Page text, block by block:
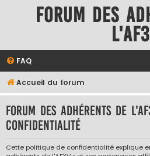
Forum des
FAQ
Accueil du forum
Forum des adhérents de
confidentialité
Cette politique de confidentialité explique